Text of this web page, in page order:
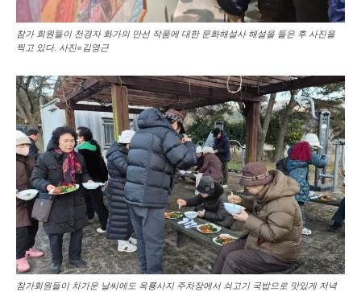
참가 회원들이 천경자 화가의 만선 작품에 대한 문화해설사 해설을 들은 후 사진을
찍고 있다. 사진=김영근
참가회원들이 차가운 날씨에도 옥룡사지 주차장에서 쇠고기 국밥으로 맛있게 저녁